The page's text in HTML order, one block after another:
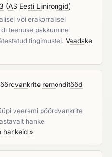
(AS Eesti Liinirongid)
või erakorralisel
teenuse pakkumine
tingimustel. Vaadake
remonditööd
veeremi pöördvankrite
hanke
hankeid »